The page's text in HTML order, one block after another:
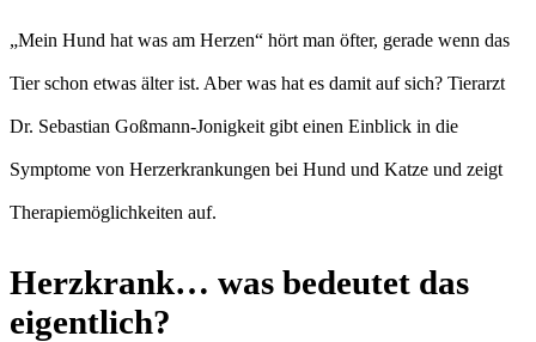
„Mein Hund hat was am Herzen“ hört man öfter, gerade wenn das
Tier schon etwas älter ist. Aber was hat es damit auf sich? Tierarzt
Dr. Sebastian Goßmann-Jonigkeit gibt einen Einblick in die
Symptome von Herzerkrankungen bei Hund und Katze und zeigt
Therapiemöglichkeiten auf.
Herzkrank… was bedeutet das
eigentlich?